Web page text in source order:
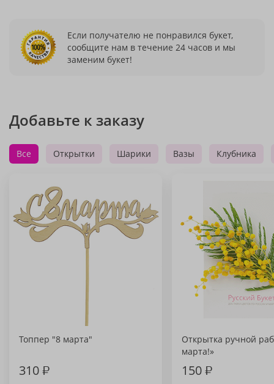
Если получателю не понравился букет,
сообщите нам в течение 24 часов и мы
заменим букет!
Добавьте к заказу
Все Открытки Шарики Вазы Клубника
Топпер "8 марта"
310₽
Открытка ручной
марта!»
150₽